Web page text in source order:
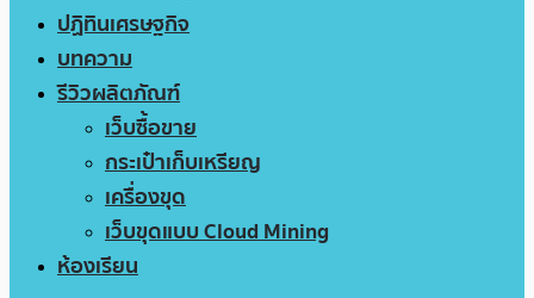
ปฏิทินเศรษฐกิจ
บทความ
รีวิวผลิตภัณฑ์
เว็บซื้อขาย
กระเป๋าเก็บเหรียญ
เครื่องขุด
เว็บขุดแบบ Cloud Mining
ห้องเรียน